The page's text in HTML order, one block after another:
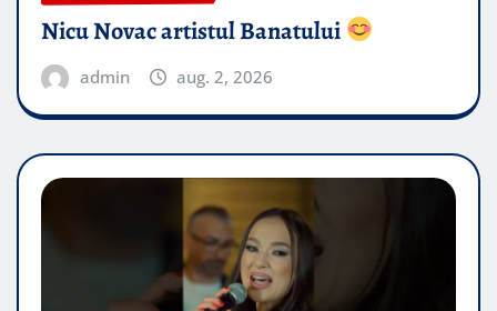
Nicu Novac artistul Banatului
admin aug. 2, 2026